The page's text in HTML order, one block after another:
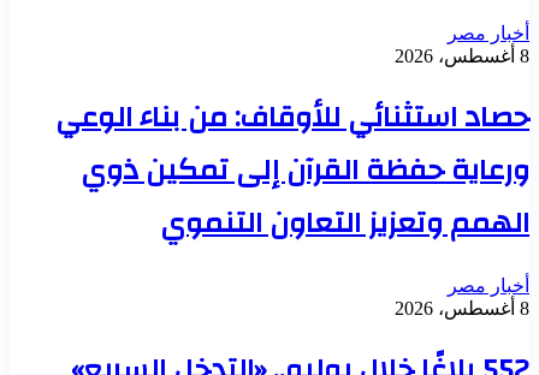
مصر
استثنائي للأوقاف: من بناء الوعي
حفظة القرآن إلى تمكين ذوي
وتعزيز التعاون التنموي
مصر